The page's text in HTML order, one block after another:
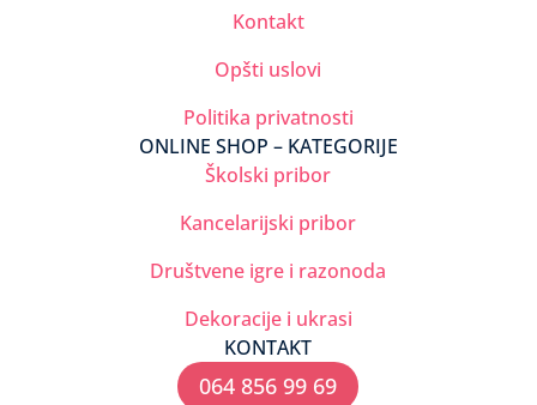
Kontakt
Opšti uslovi
Politika privatnosti
ONLINE SHOP – KATEGORIJE
Školski pribor
Kancelarijski pribor
Društvene igre i razonoda
Dekoracije i ukrasi
KONTAKT
064 856 99 69